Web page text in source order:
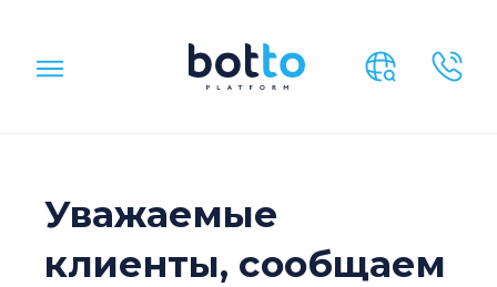
Уважаемые
клиенты, сообщаем